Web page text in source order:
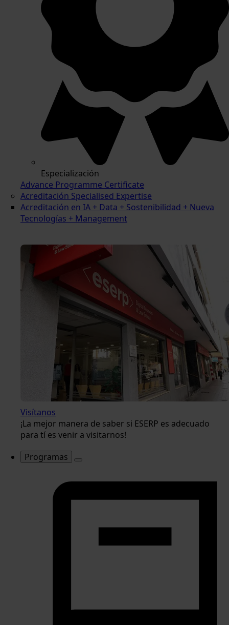
Especialización
Advance Programme Certificate
Acreditación Specialised Expertise
Acreditación en IA + Data + Sostenibilidad + Nueva
Tecnologías + Management
Visítanos
¡La mejor manera de saber si ESERP es adecuado
para tí es venir a visitarnos!
Programas